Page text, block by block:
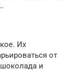
Их
от
и